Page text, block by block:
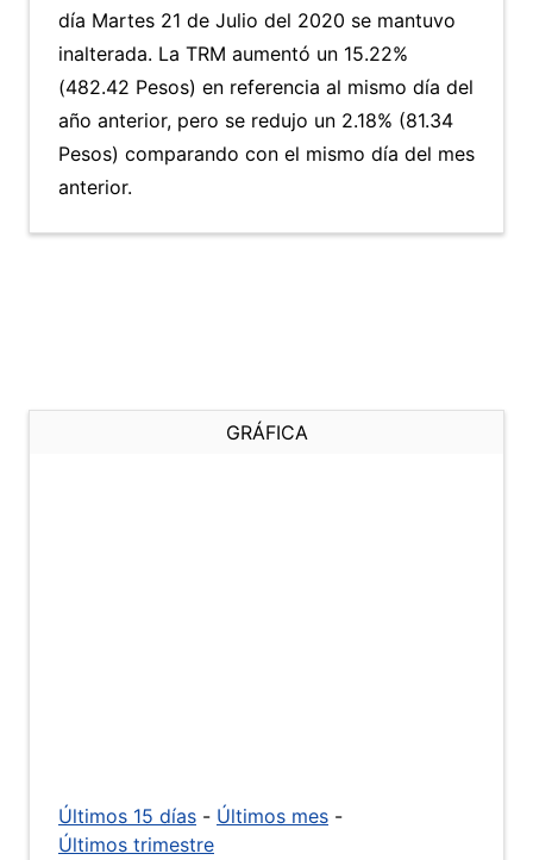
día Martes 21 de Julio del 2020 se mantuvo
inalterada. La TRM aumentó un 15.22%
(482.42 Pesos) en referencia al mismo día del
año anterior, pero se redujo un 2.18% (81.34
Pesos) comparando con el mismo día del mes
anterior.
GRÁFICA
Últimos 15 días - Últimos mes -
Últimos trimestre